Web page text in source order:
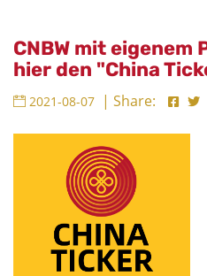
CNBW mit eigenem
hier den "China
2021-08-07 | Share: